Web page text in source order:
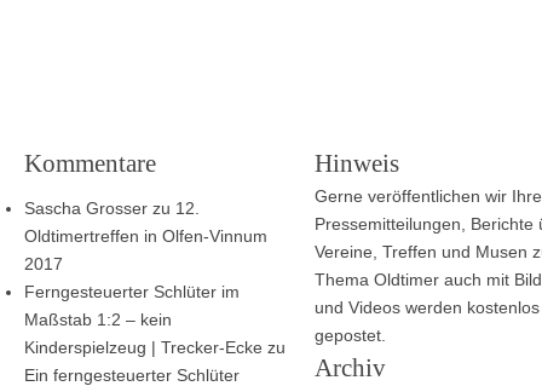
Kommentare
Sascha Grosser zu 12.
Oldtimertreffen in Olfen-Vinnum
2017
Ferngesteuerter Schlüter im
Maßstab 1:2 – kein
Kinderspielzeug | Trecker-Ecke zu
Ein ferngesteuerter Schlüter
Hinweis
Gerne veröffentlichen wir Ihre
Pressemitteilungen, Berichte
Vereine, Treffen und Musen
Thema Oldtimer auch mit
und Videos werden kostenlos
gepostet.
Archiv